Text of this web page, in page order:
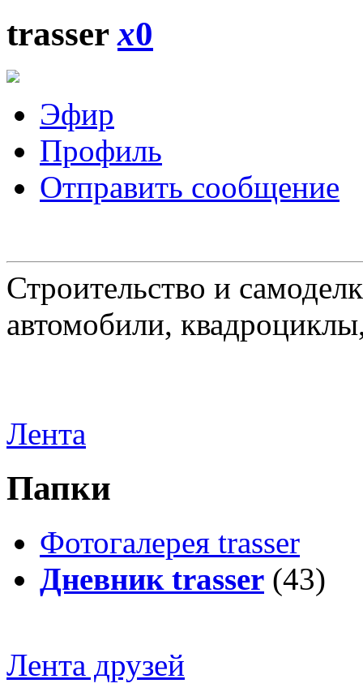
trasserx0
Эфир
Профиль
Отправить сообщение
Строительство и
автомобили,
Лента
Папки
Фотогалерея trasser
Дневник trasser (43)
Лента друзей